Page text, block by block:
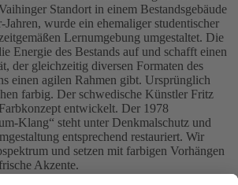
Standort in einem Bestandsgebäude
Jahren, wurde ein ehemaliger studentischer
Lernumgebung umgestaltet. Die
Energie des Bestands auf und schafft einen
der gleichzeitig diversen Formaten des
einen agilen Rahmen gibt. Ursprünglich
farbig. Der schwedische Künstler Fritz
entwickelt. Der 1978
Klang“ steht unter Denkmalschutz und
entsprechend restauriert. Wir
und setzen mit farbigen Vorhängen
Akzente.